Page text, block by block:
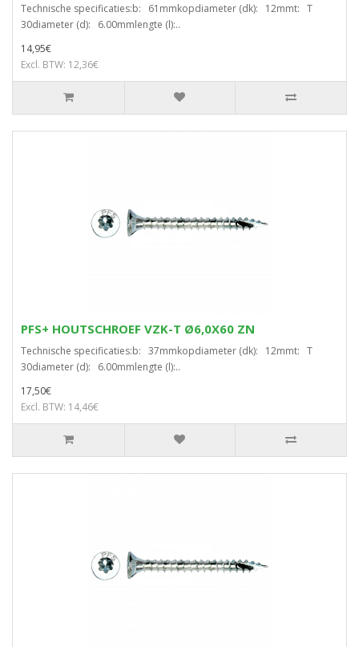
Technische specificaties:b: 61mmkopdiameter (dk): 12mmt: T
30diameter (d): 6.00mmlengte (l):..
14,95€
Excl. BTW: 12,36€
PFS+ HOUTSCHROEF VZK-T Ø6,0X60 ZN
Technische specificaties:b: 37mmkopdiameter (dk): 12mmt: T
30diameter (d): 6.00mmlengte (l):..
17,50€
Excl. BTW: 14,46€